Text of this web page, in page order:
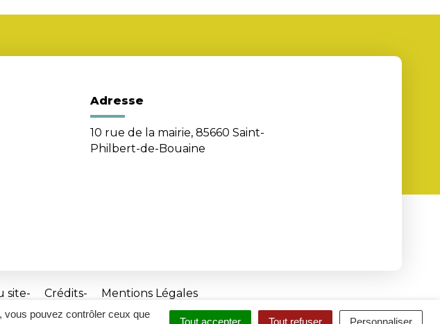
vous pouvez contrôler ceux que
Tout accepter Tout refuser Personnaliser
Adresse
10 rue de la mairie, 85660 Saint-
Philbert-de-Bouaine
site Crédits Mentions Légales